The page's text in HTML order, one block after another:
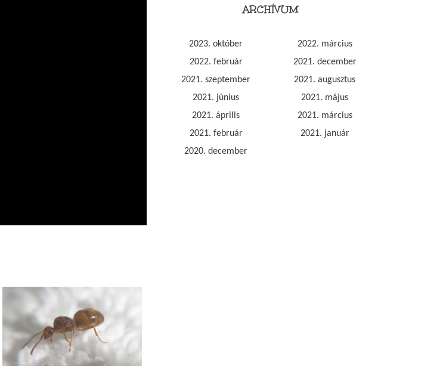
ARCHÍVUM
2023. október
2022. március
2022. február
2021. december
2021. szeptember
2021. augusztus
2021. június
2021. május
2021. április
2021. március
2021. február
2021. január
2020. december